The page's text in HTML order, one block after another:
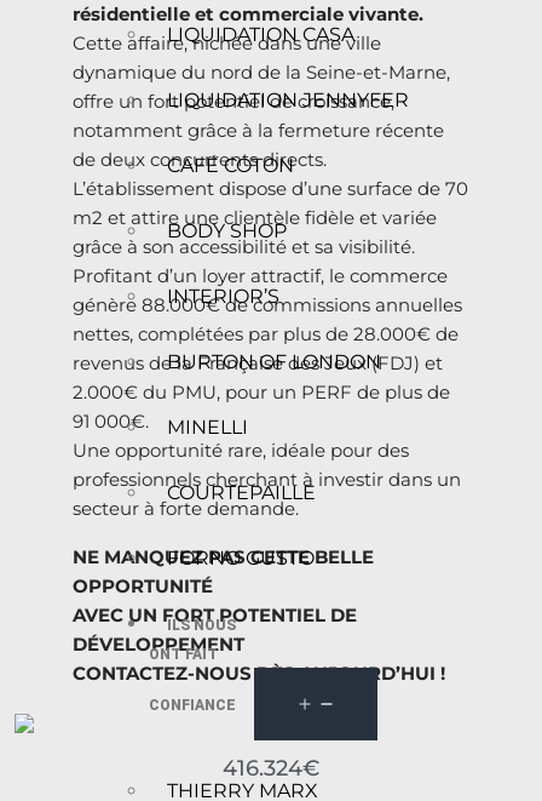
LIQUIDATION CASA
LIQUIDATION JENNYFER
CAFÉ COTON
BODY SHOP
INTERIOR’S
BURTON OF LONDON
MINELLI
COURTEPAILLE
FORNO GUSTO
ILS NOUS
ONT FAIT
CONFIANCE
THIERRY MARX
résidentielle et commerciale vivante.
Cette affaire, nichée dans une ville
dynamique du nord de la Seine-et-Marne,
offre un fort potentiel de croissance,
notamment grâce à la fermeture récente
de deux concurrents directs.
L’établissement dispose d’une surface de 70
m2 et attire une clientèle fidèle et variée
grâce à son accessibilité et sa visibilité.
Profitant d’un loyer attractif, le commerce
génère 88.000€ de commissions annuelles
nettes, complétées par plus de 28.000€ de
revenus de la Française des Jeux (FDJ) et
2.000€ du PMU, pour un PERF de plus de
91 000€.
Une opportunité rare, idéale pour des
professionnels cherchant à investir dans un
secteur à forte demande.
NE MANQUEZ PAS CETTE BELLE
OPPORTUNITÉ
AVEC UN FORT POTENTIEL DE
DÉVELOPPEMENT
CONTACTEZ-NOUS DÈS AUJOURD’HUI !
416.324€